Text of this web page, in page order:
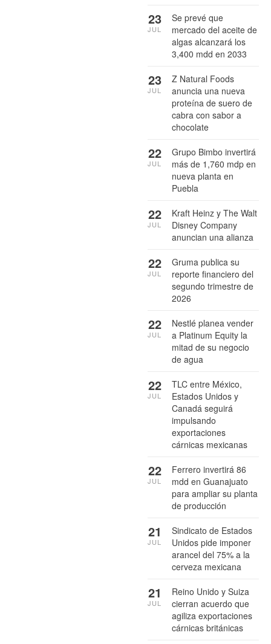
Se prevé que
mercado del aceite de
algas alcanzará los
3,400 mdd en 2033
23
JUL
Z Natural Foods
anuncia una nueva
proteína de suero de
cabra con sabor a
chocolate
23
JUL
Grupo Bimbo invertirá
más de 1,760 mdp en
nueva planta en
Puebla
22
JUL
Kraft Heinz y The Walt
Disney Company
anuncian una alianza
22
JUL
Gruma publica su
reporte financiero del
segundo trimestre de
2026
22
JUL
Nestlé planea vender
a Platinum Equity la
mitad de su negocio
de agua
22
JUL
TLC entre México,
Estados Unidos y
Canadá seguirá
impulsando
exportaciones
cárnicas mexicanas
22
JUL
Ferrero invertirá 86
mdd en Guanajuato
para ampliar su planta
de producción
22
JUL
Sindicato de Estados
Unidos pide imponer
arancel del 75% a la
cerveza mexicana
21
JUL
Reino Unido y Suiza
cierran acuerdo que
agiliza exportaciones
cárnicas británicas
21
JUL